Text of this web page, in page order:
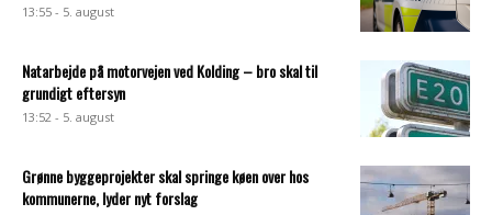
13:55 - 5. august
Natarbejde på motorvejen ved Kolding – bro skal til
grundigt eftersyn
13:52 - 5. august
Grønne byggeprojekter skal springe køen over hos
kommunerne, lyder nyt forslag